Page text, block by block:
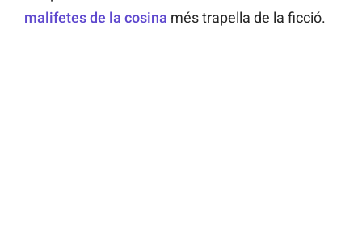
malifetes de la cosina més trapella de la ficció.